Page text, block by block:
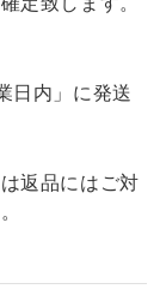
らしくなにか安
日内」に発送
返品にはご対